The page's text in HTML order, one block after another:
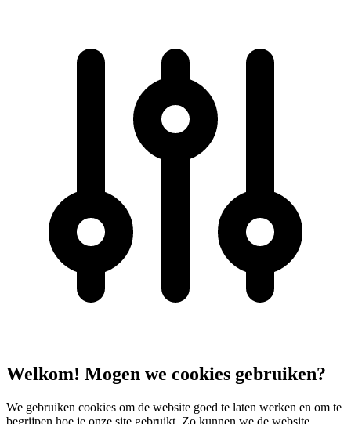
Welkom! Mogen we cookies gebruiken?
We gebruiken cookies om de website goed te laten werken en om te
begrijpen hoe je onze site gebruikt. Zo kunnen we de website